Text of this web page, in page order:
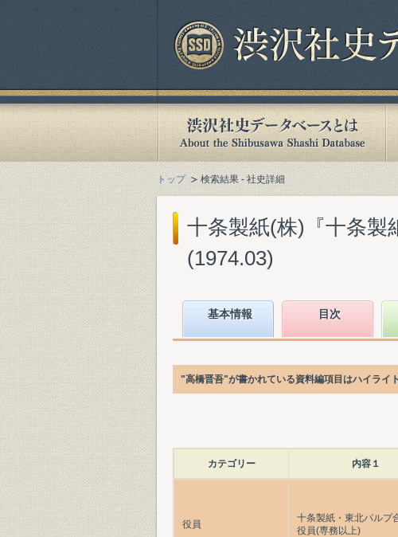
トップ 検索結果 - 社史詳細
十条製紙(株)『十条製
(1974.03)
基本情報 目次
"高橋晋吾"が書かれている資料編項目はハイライ
カテゴリー 内容１
役員
十条製紙・東北パルプ
役員(専務以上)